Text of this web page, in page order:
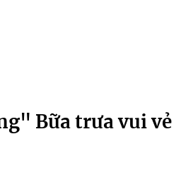
Infographic
Bữa trưa vui vẻ